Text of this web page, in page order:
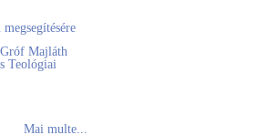
Gróf Majláth
Teológiai
Mai multe...